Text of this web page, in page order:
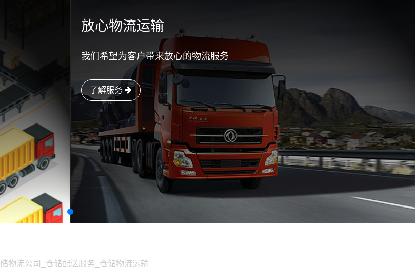
放心物流运输
我们希望为客户带来放心的物流服务
了解服务
物流公司_仓储配送服务_仓储物流运输